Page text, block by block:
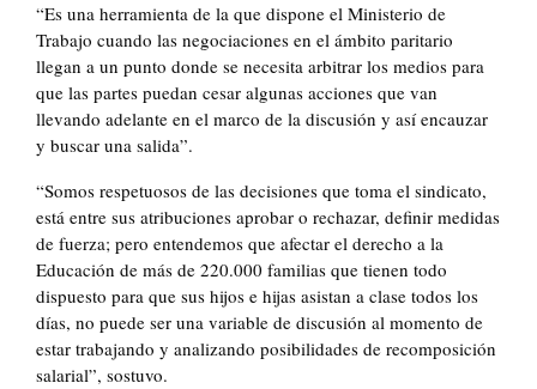
“Es una herramienta de la que dispone el Ministerio de
Trabajo cuando las negociaciones en el ámbito paritario
llegan a un punto donde se necesita arbitrar los medios para
que las partes puedan cesar algunas acciones que van
llevando adelante en el marco de la discusión y así encauzar
y buscar una salida”.
“Somos respetuosos de las decisiones que toma el sindicato,
está entre sus atribuciones aprobar o rechazar, definir medidas
de fuerza; pero entendemos que afectar el derecho a la
Educación de más de 220.000 familias que tienen todo
dispuesto para que sus hijos e hijas asistan a clase todos los
días, no puede ser una variable de discusión al momento de
estar trabajando y analizando posibilidades de recomposición
salarial”, sostuvo.